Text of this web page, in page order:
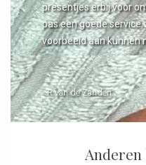
presentjes erbij voor
pas een goede service
voorbeeld aan kunnen
- R van de Zanden
Anderen